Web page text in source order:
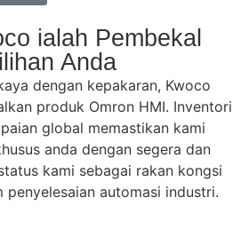
ialah Pembekal
Anda
dengan kepakaran, Kwoco
produk Omron HMI. Inventori
global memastikan kami
anda dengan segera dan
kami sebagai rakan kongsi
automasi industri.